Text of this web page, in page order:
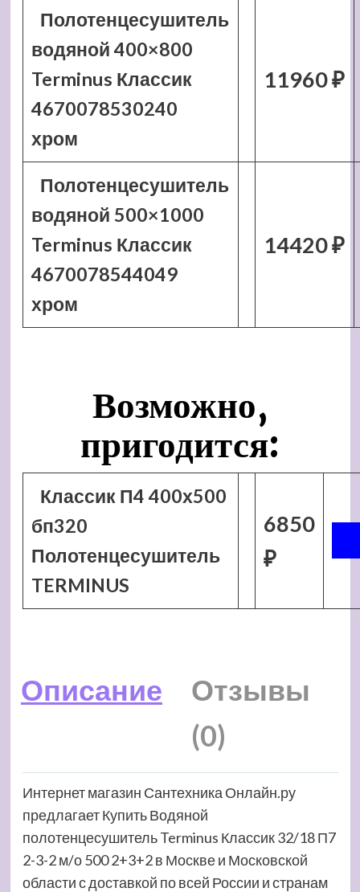
Полотенцесушитель
водяной 400×800
Terminus Классик
4670078530240
хром
11960 ₽
Полотенцесушитель
водяной 500×1000
Terminus Классик
4670078544049
хром
14420 ₽
Возможно,
пригодится:
Классик П4 400х500
бп320
Полотенцесушитель
TERMINUS
6850
₽
Описание
Отзывы
(0)
Интернет магазин Сантехника Онлайн.ру
предлагает Купить Водяной
полотенцесушитель Terminus Классик 32/18 П7
2-3-2 м/о 500 2+3+2 в Москве и Московской
области с доставкой по всей России и странам